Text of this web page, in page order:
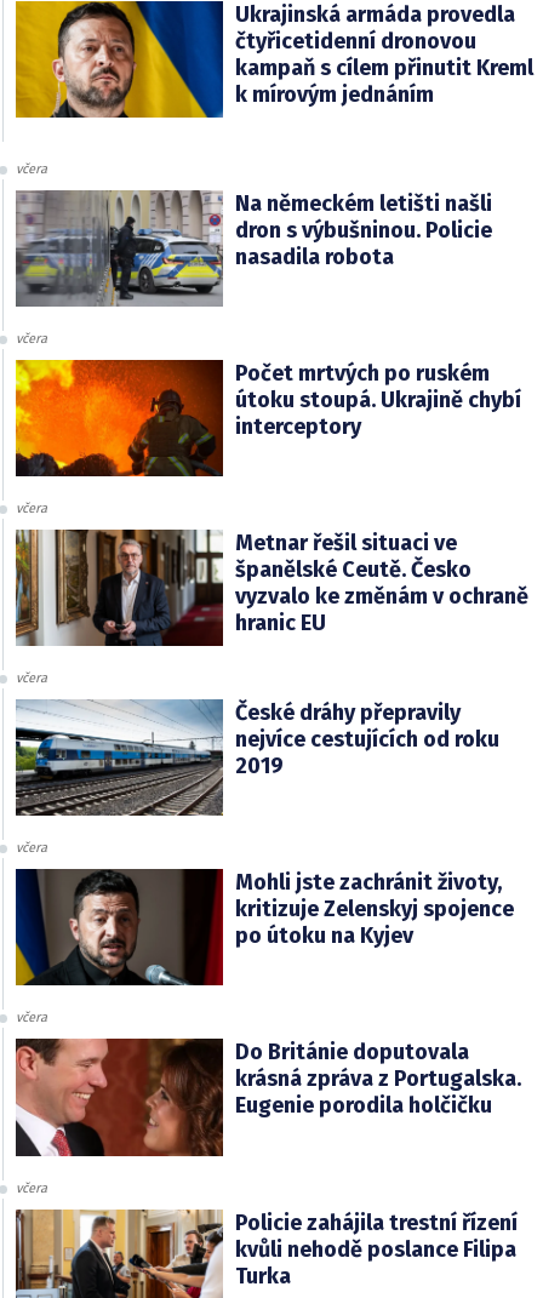
Ukrajinská armáda provedla
čtyřicetidenní dronovou
kampaň s cílem přinutit Kreml
k mírovým jednáním
včera
Na německém letišti našli
dron s výbušninou. Policie
nasadila robota
včera
Počet mrtvých po ruském
útoku stoupá. Ukrajině chybí
interceptory
včera
Metnar řešil situaci ve
španělské Ceutě. Česko
vyzvalo ke změnám v ochraně
hranic EU
včera
České dráhy přepravily
nejvíce cestujících od roku
2019
včera
Mohli jste zachránit životy,
kritizuje Zelenskyj spojence
po útoku na Kyjev
včera
Do Británie doputovala
krásná zpráva z Portugalska.
Eugenie porodila holčičku
včera
Policie zahájila trestní řízení
kvůli nehodě poslance Filipa
Turka